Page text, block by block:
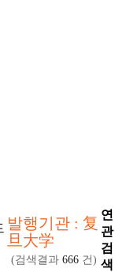
발행기관 : 复
旦大学
(검색결과 666 건)
연
관
검
색